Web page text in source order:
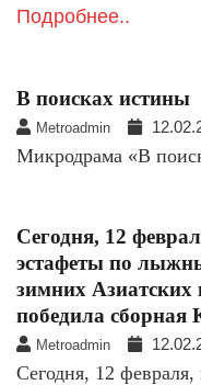
Подробнее..
В поисках истины
Metroadmin
Микродрама «В
Сегодня, 12
эстафеты по
зимних Азиатских
победила сборная
Metroadmin
Сегодня, 12